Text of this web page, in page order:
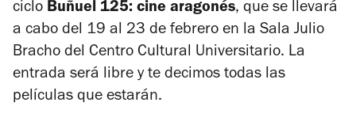
ciclo Buñuel 125: cine aragonés, que se llevará
a cabo del 19 al 23 de febrero en la Sala Julio
Bracho del Centro Cultural Universitario. La
entrada será libre y te decimos todas las
películas que estarán.